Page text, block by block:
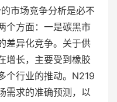
市场竞争分析是必不
个方面：一是碳黑市
差异化竞争。关于供
增长，主要受到橡胶
个行业的推动。N219
需求的准确预测，以